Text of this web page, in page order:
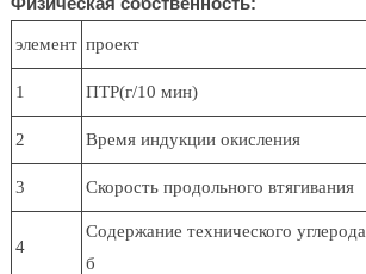
элемент проект
1 ПТР(г/10 мин)
2 Время индукции окисления
3 Скорость продольного втягивания
4
Содержание технического углерода
б